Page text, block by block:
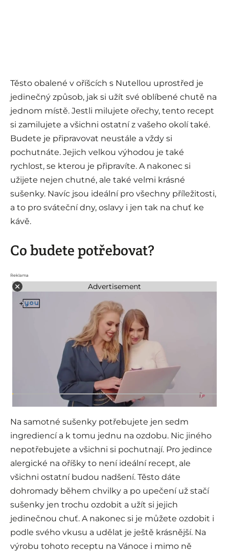
Těsto obalené v oříšcích s Nutellou uprostřed je
jedinečný způsob, jak si užít své oblíbené chutě na
jednom místě. Jestli milujete ořechy, tento recept
si zamilujete a všichni ostatní z vašeho okolí také.
Budete je připravovat neustále a vždy si
pochutnáte. Jejich velkou výhodou je také
rychlost, se kterou je připravíte. A nakonec si
užijete nejen chutné, ale také velmi krásné
sušenky. Navíc jsou ideální pro všechny příležitosti,
a to pro sváteční dny, oslavy i jen tak na chuť ke
kávě.
Co budete potřebovat?
Reklama
Advertisement
Na samotné sušenky potřebujete jen sedm
ingrediencí a k tomu jednu na ozdobu. Nic jiného
nepotřebujete a všichni si pochutnají. Pro jedince
alergické na oříšky to není ideální recept, ale
všichni ostatní budou nadšení. Těsto dáte
dohromady během chvilky a po upečení už stačí
sušenky jen trochu ozdobit a užít si jejich
jedinečnou chuť. A nakonec si je můžete ozdobit i
podle svého vkusu a udělat je ještě krásnější. Na
výrobu tohoto receptu na Vánoce i mimo ně